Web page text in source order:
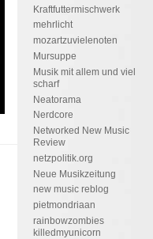
Kraftfuttermischwerk
mehrlicht
mozartzuvielenoten
Mursuppe
Musik mit allem und viel
scharf
Neatorama
Nerdcore
Networked New Music
Review
netzpolitik.org
Neue Musikzeitung
new music reblog
pietmondriaan
rainbowzombies
killedmyunicorn